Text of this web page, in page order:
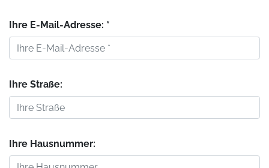
Ihre E-Mail-Adresse: *
Ihre Straße:
Ihre Hausnummer: